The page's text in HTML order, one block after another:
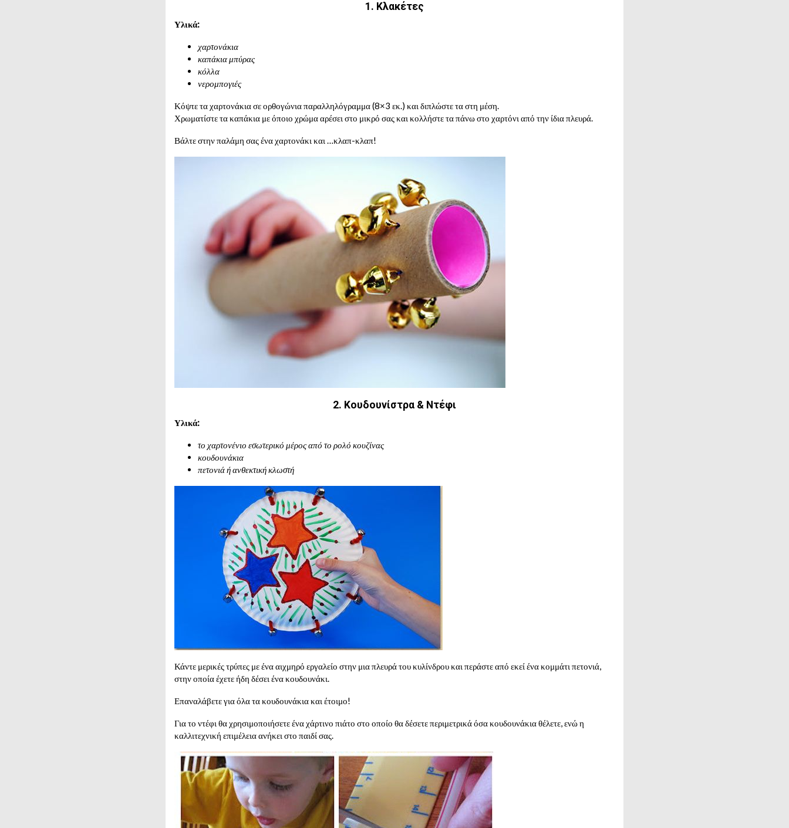
1. Κλακέτες
Υλικά:
χαρτονάκια
καπάκια μπύρας
κόλλα
νερομπογιές
Κόψτε τα χαρτονάκια σε ορθογώνια παραλληλόγραμμα (8×3 εκ.) και διπλώστε τα στη μέση.
Χρωματίστε τα καπάκια με όποιο χρώμα αρέσει στο μικρό σας και κολλήστε τα πάνω στο χαρτόνι από την ίδια πλευρά.
Βάλτε στην παλάμη σας ένα χαρτονάκι και …κλαπ-κλαπ!
2. Κουδουνίστρα & Ντέφι
Υλικά:
το χαρτονένιο εσωτερικό μέρος από το ρολό κουζίνας
κουδουνάκια
πετονιά ή ανθεκτική κλωστή
Κάντε μερικές τρύπες με ένα αιχμηρό εργαλείο στην μια πλευρά του κυλίνδρου και περάστε από εκεί ένα κομμάτι πετονιά,
στην οποία έχετε ήδη δέσει ένα κουδουνάκι.
Επαναλάβετε για όλα τα κουδουνάκια και έτοιμο!
Για το ντέφι θα χρησιμοποιήσετε ένα χάρτινο πιάτο στο οποίο θα δέσετε περιμετρικά όσα κουδουνάκια θέλετε, ενώ η
καλλιτεχνική επιμέλεια ανήκει στο παιδί σας.